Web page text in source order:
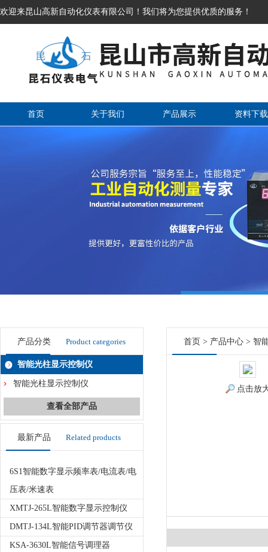
欢迎来昆山高新自动化仪表有限公司！我们将为您提供优质的服务！
首页 关于我们 产品展示 资料下载
产品分类 Product categories
智能光柱显示控制仪
智能光柱显示控制仪
查看全部产品
最新产品 Related products
6S1智能数字显示频率表/电流表/电
压表/米速表
XMTJ-265L智能数字显示控制仪
DMTJ-134L智能PID调节器调节仪
KSA-3630L智能信号调理器
首页 > 产品中心 > 智
点击放